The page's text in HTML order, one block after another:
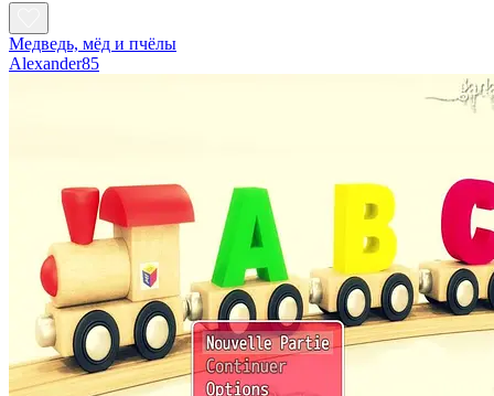
Медведь, мёд и пчёлы
Alexander85